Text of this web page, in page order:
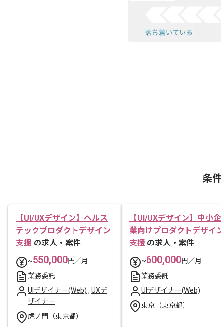
条
【UI/UXデザイン】ヘルス
テックプロダクトデザイン
支援 の求人・案件
~550,000円／月
業務委託
UIデザイナー(Web) , UXデ
ザイナー
虎ノ門（東京都）
【UI/UXデザイン】中小企
業向けプロダクトデザイ
支援 の求人・案件
~600,000円／月
業務委託
UIデザイナー(Web)
東京（東京都）